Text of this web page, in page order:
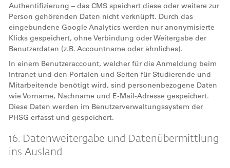
Authentifizierung – das CMS speichert diese oder weitere zur
Person gehörenden Daten nicht verknüpft. Durch das
eingebundene Google Analytics werden nur anonymisierte
Klicks gespeichert, ohne Verbindung oder Weitergabe der
Benutzerdaten (z.B. Accountname oder ähnliches).
In einem Benutzeraccount, welcher für die Anmeldung beim
Intranet und den Portalen und Seiten für Studierende und
Mitarbeitende benötigt wird, sind personenbezogene Daten
wie Vorname, Nachname und E-Mail-Adresse gespeichert.
Diese Daten werden im Benutzerverwaltungssystem der
PHSG erfasst und gespeichert.
16. Datenweitergabe und Datenübermittlung
ins Ausland